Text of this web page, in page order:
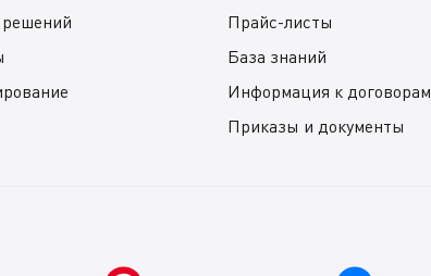
решений
Прайс-листы
База знаний
Информация к договорам
Приказы и документы